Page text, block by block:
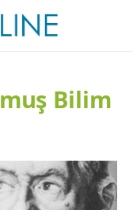
Bilim